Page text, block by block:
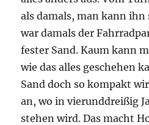
als damals, man kann ihn
war damals der
fester Sand. Kaum kann
wie das alles geschehen
Sand doch so kompakt
an, wo in vierunddreißig
stehen wird. Das macht